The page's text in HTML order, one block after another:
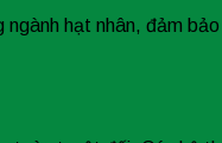
hạt nhân, đảm